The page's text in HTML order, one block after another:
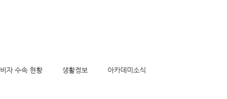
비자 수속 현황 생활정보 아카데미소식